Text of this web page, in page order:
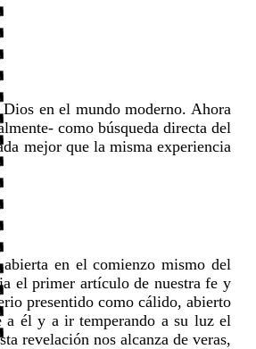
en el mundo moderno. Ahora
como búsqueda directa del
mejor que la misma experiencia
en el comienzo mismo del
el primer artículo de nuestra fe y
presentido como cálido, abierto
a él y a ir temperando a su luz el
revelación nos alcanza de veras,